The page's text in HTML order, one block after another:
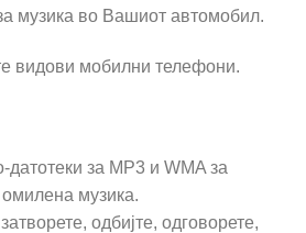
музика во Вашиот автомобил.
видови мобилни телефони.
за MP3 и WMA за
музика.
одбијте, одговорете,